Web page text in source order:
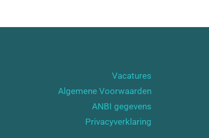
Vacatures
Algemene Voorwaarden
ANBI gegevens
Privacyverklaring